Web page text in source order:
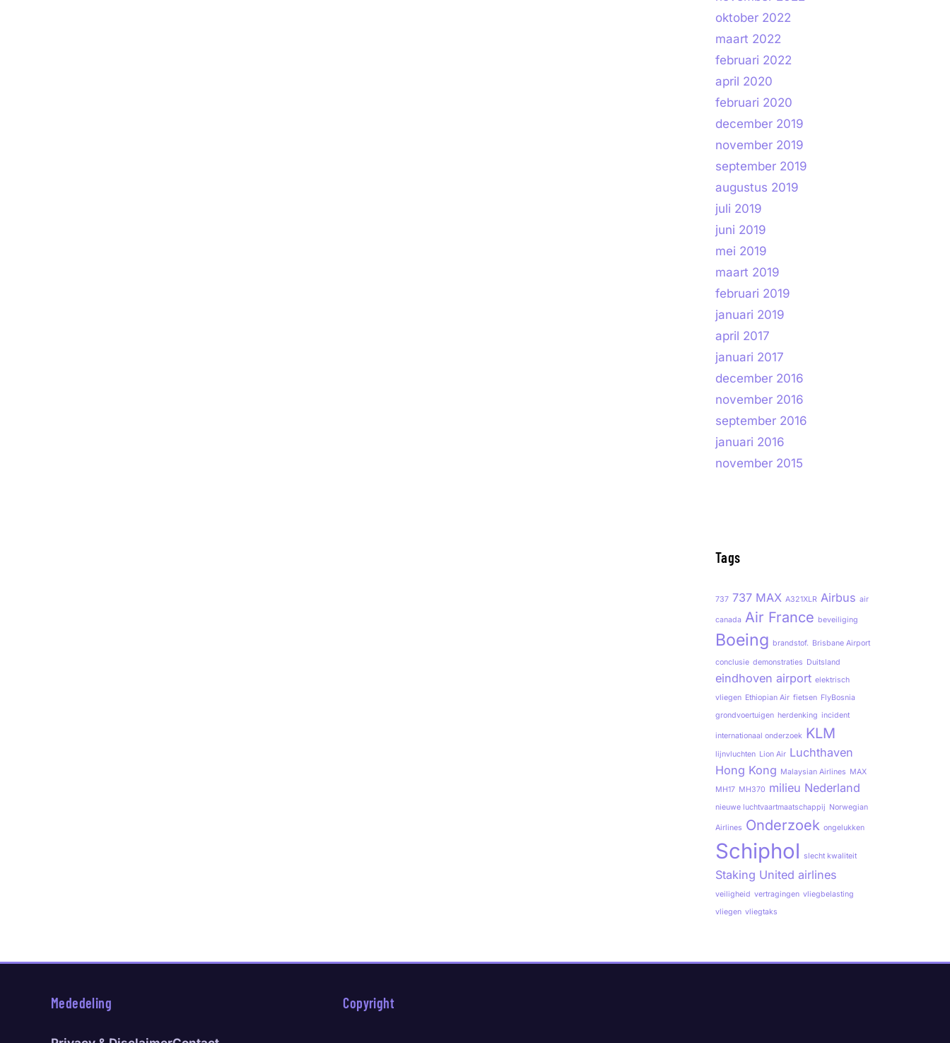
oktober 2022
maart 2022
februari 2022
april 2020
februari 2020
december 2019
november 2019
september 2019
augustus 2019
juli 2019
juni 2019
mei 2019
maart 2019
februari 2019
januari 2019
april 2017
januari 2017
december 2016
november 2016
september 2016
januari 2016
november 2015
Tags
737 737 MAX A321XLR Airbus air
canada Air France beveiliging
Boeing brandstof. Brisbane Airport
conclusie demonstraties Duitsland
eindhoven airport elektrisch
vliegen Ethiopian Air fietsen FlyBosnia
grondvoertuigen herdenking incident
internationaal onderzoek KLM
lijnvluchten Lion Air Luchthaven
Hong Kong Malaysian Airlines MAX
MH17 MH370 milieu Nederland
nieuwe luchtvaartmaatschappij Norwegian
Airlines Onderzoek ongelukken
Schiphol slecht kwaliteit
Staking United airlines
veiligheid vertragingen vliegbelasting
vliegen vliegtaks
Mededeling Copyright